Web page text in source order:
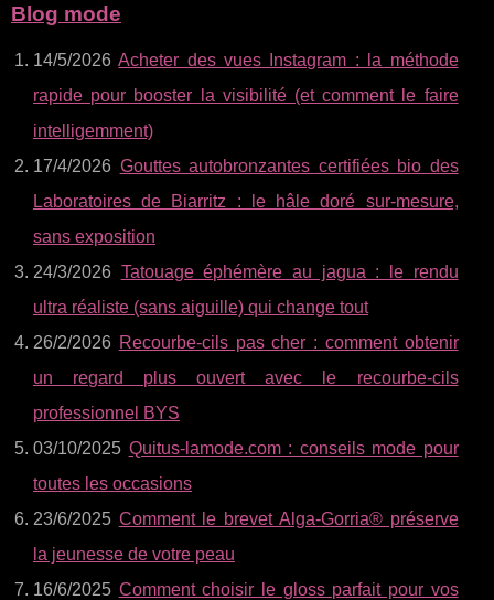
Blog mode
14/5/2026Acheter des vues Instagram : la méthode
rapide pour booster la visibilité (et comment le faire
intelligemment)
17/4/2026 Gouttes autobronzantes certifiées bio des
Laboratoires de Biarritz : le hâle doré sur-mesure,
sans exposition
24/3/2026 Tatouage éphémère au jagua : le rendu
ultra réaliste (sans aiguille) qui change tout
26/2/2026 Recourbe‑cils pas cher : comment obtenir
un regard plus ouvert avec le recourbe‑cils
professionnel BYS
03/10/2025 Quitus-lamode.com : conseils mode pour
toutes les occasions
23/6/2025 Comment le brevet Alga-Gorria® préserve
la jeunesse de votre peau
16/6/2025 Comment choisir le gloss parfait pour vos